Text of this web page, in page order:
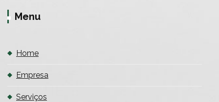
Menu
Home
Empresa
Serviços